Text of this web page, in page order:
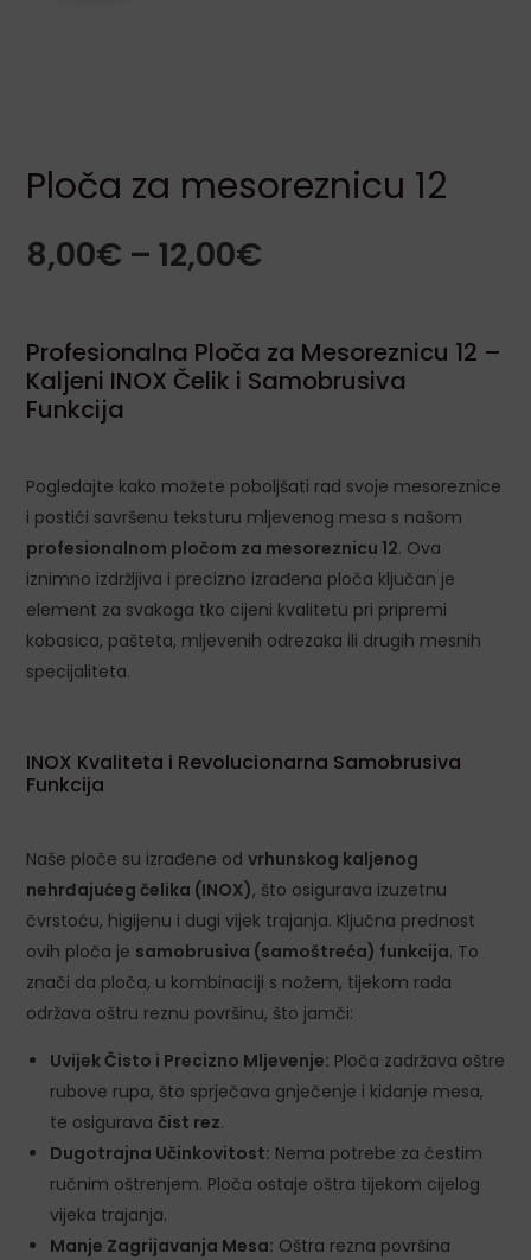
Ploča za mesoreznicu 12
8,00€ – 12,00€
Profesionalna Ploča za Mesoreznicu 12 –
Kaljeni INOX Čelik i Samobrusiva
Funkcija
Pogledajte kako možete poboljšati rad svoje mesoreznice
i postići savršenu teksturu mljevenog mesa s našom
profesionalnom pločom za mesoreznicu 12. Ova
iznimno izdržljiva i precizno izrađena ploča ključan je
element za svakoga tko cijeni kvalitetu pri pripremi
kobasica, pašteta, mljevenih odrezaka ili drugih mesnih
specijaliteta.
INOX Kvaliteta i Revolucionarna Samobrusiva
Funkcija
Naše ploče su izrađene od vrhunskog kaljenog
nehrđajućeg čelika (INOX), što osigurava izuzetnu
čvrstoću, higijenu i dugi vijek trajanja. Ključna prednost
ovih ploča je samobrusiva (samoštreća) funkcija. To
znači da ploča, u kombinaciji s nožem, tijekom rada
održava oštru reznu površinu, što jamči:
Uvijek Čisto i Precizno Mljevenje: Ploča zadržava oštre
rubove rupa, što sprječava gnječenje i kidanje mesa,
te osigurava čist rez.
Dugotrajna Učinkovitost: Nema potrebe za čestim
ručnim oštrenjem. Ploča ostaje oštra tijekom cijelog
vijeka trajanja.
Manje Zagrijavanja Mesa: Oštra rezna površina